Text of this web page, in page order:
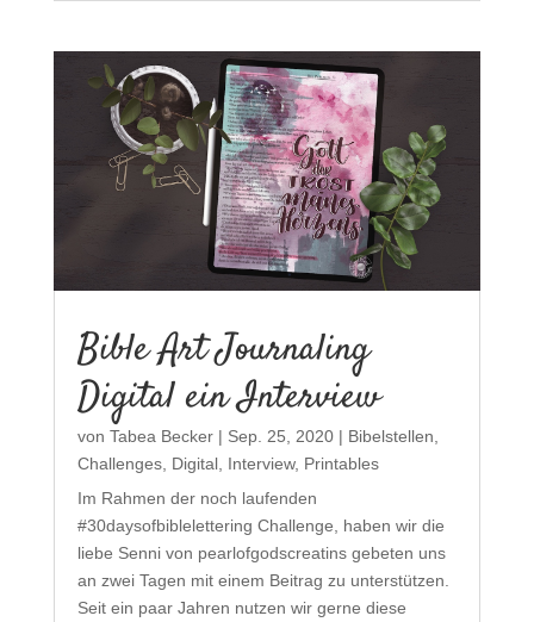
Bible Art Journaling
Digital ein Interview
von Tabea Becker| Sep. 25, 2020| Bibelstellen,
Challenges, Digital, Interview, Printables
Im Rahmen der noch laufenden
#30daysofbiblelettering Challenge, haben wir die
liebe Senni von pearlofgodscreatins gebeten uns
an zwei Tagen mit einem Beitrag zu unterstützen.
Seit ein paar Jahren nutzen wir gerne diese